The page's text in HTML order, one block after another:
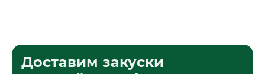
Доставим закуски